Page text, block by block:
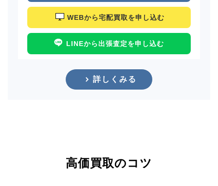
WEBから宅配買取を申し込む
LINEから出張査定を申し込む
詳しくみる
高価買取のコツ